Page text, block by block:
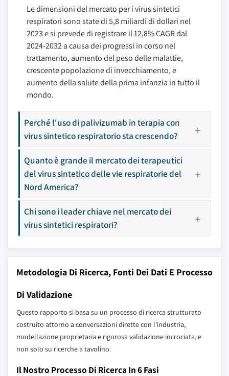
Le dimensioni del mercato per i virus sintetici
respiratori sono state di 5,8 miliardi di dollari nel
2023 e si prevede di registrare il 12,8% CAGR dal
2024-2032 a causa dei progressi in corso nel
trattamento, aumento del peso delle malattie,
crescente popolazione di invecchiamento, e
aumento della salute della prima infanzia in tutto il
mondo.
Perché l'uso di palivizumab in terapia con
virus sintetico respiratorio sta crescendo?
Quanto è grande il mercato dei terapeutici
del virus sintetico delle vie respiratorie del
Nord America?
Chi sono i leader chiave nel mercato dei
virus sintetici respiratori?
Metodologia Di Ricerca, Fonti Dei Dati E Processo
Di Validazione
Questo rapporto si basa su un processo di ricerca strutturato
costruito attorno a conversazioni dirette con l'industria,
modellazione proprietaria e rigorosa validazione incrociata, e
non solo su ricerche a tavolino.
Il Nostro Processo Di Ricerca In 6 Fasi